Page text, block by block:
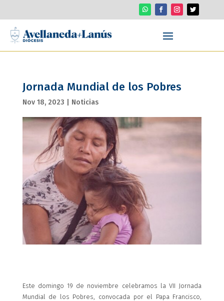
Jornada Mundial de los Pobres
Nov 18, 2023 Noticias
Este domingo 19 de noviembre celebramos la VII Jornada
Mundial de los Pobres, convocada por el Papa Francisco,